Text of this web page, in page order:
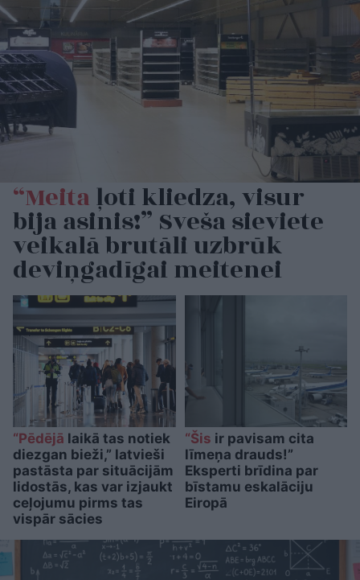
“Meitaļoti kliedza, visur
bija asinis!” Sveša sieviete
veikalā brutāli uzbrūk
deviņgadīgai meitenei
“Pēdējā laikā tas notiek
diezgan bieži,” latvieši
pastāsta par situācijām
lidostās, kas var izjaukt
ceļojumu pirms tas
vispār sācies
“Šis ir pavisam cita
līmeņa drauds!”
Eksperti brīdina par
bīstamu eskalāciju
Eiropā